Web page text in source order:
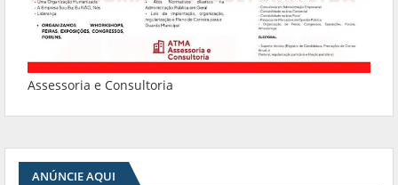
Assessoria e Consultoria
ANÚNCIE AQUI